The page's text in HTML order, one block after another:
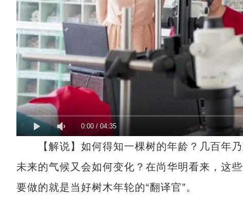
0:00 / 04:35
【解说】如何得知一棵树的年龄？几百年乃
未来的气候又会如何变化？在尚华明看来，这
要做的就是当好树木年轮的“翻译官”。